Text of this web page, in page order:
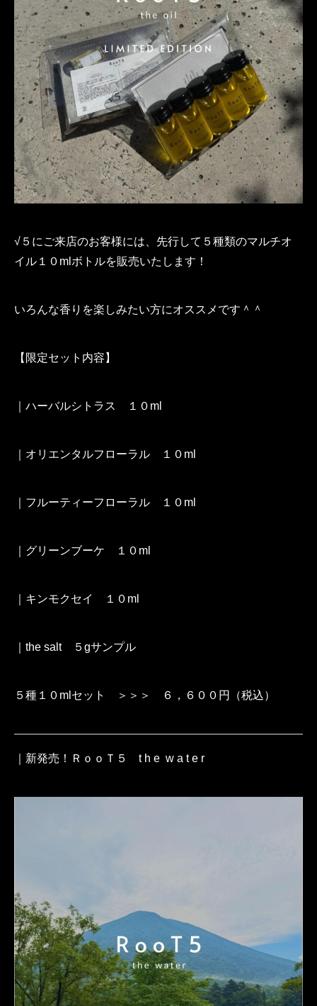
√５にご来店のお客様には、先行して５種類のマルチオ
イル１０mlボトルを販売いたします！
いろんな香りを楽しみたい方にオススメです＾＾
【限定セット内容】
｜ハーバルシトラス １０ml
｜オリエンタルフローラル １０ml
｜フルーティーフローラル １０ml
｜グリーンブーケ １０ml
｜キンモクセイ １０ml
｜the salt ５gサンプル
５種１０mlセット ＞＞＞ ６，６００円（税込）
｜新発売！ＲｏｏＴ５ t h e w a t e r